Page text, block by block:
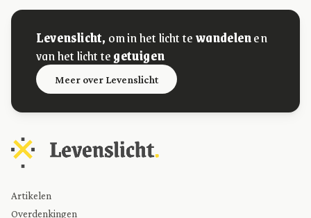
Levenslicht, om in het licht tewandelenen
van het licht tegetuigen
Meer over Levenslicht
Artikelen
Overdenkingen